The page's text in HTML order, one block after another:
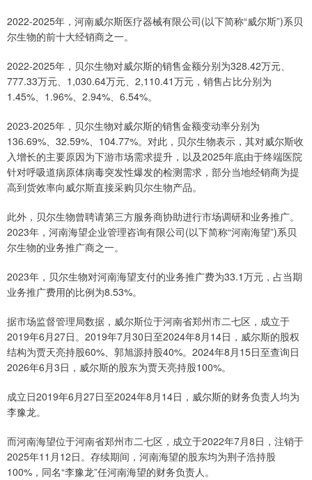
2022-2025年，河南威尔斯医疗器械有限公司(以下简称“威尔斯”)系贝
尔生物的前十大经销商之一。
2022-2025年，贝尔生物对威尔斯的销售金额分别为328.42万元、
777.33万元、1,030.64万元、2,110.41万元，销售占比分别为
1.45%、1.96%、2.94%、6.54%。
2023-2025年，贝尔生物对威尔斯的销售金额变动率分别为
136.69%、32.59%、104.77%。对此，贝尔生物表示，其对威尔斯收
入增长的主要原因为下游市场需求提升，以及2025年底由于终端医院
针对呼吸道病原体病毒突发性爆发的检测需求，部分当地经销商为提
高到货效率向威尔斯直接采购贝尔生物产品。
此外，贝尔生物曾聘请第三方服务商协助进行市场调研和业务推广。
2023年，河南海望企业管理咨询有限公司(以下简称“河南海望”)系贝
尔生物的业务推广商之一。
2023年，贝尔生物对河南海望支付的业务推广费为33.1万元，占当期
业务推广费用的比例为8.53%。
据市场监督管理局数据，威尔斯位于河南省郑州市二七区，成立于
2019年6月27日。2019年7月30日至2024年8月14日，威尔斯的股权
结构为贾天亮持股60%、郭旭源持股40%。2024年8月15日至查询日
2026年6月3日，威尔斯的股东为贾天亮持股100%。
成立日2019年6月27日至2024年8月14日，威尔斯的财务负责人均为
李豫龙。
而河南海望位于河南省郑州市二七区，成立于2022年7月8日，注销于
2025年11月12日。存续期间，河南海望的股东均为荆子浩持股
100%，同名“李豫龙”任河南海望的财务负责人。